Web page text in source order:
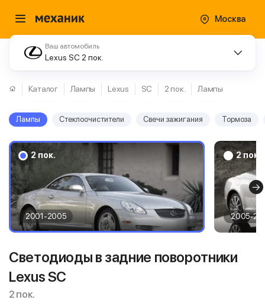
Москва
Ваш автомобиль
Lexus SC 2 пок.
Каталог Лампы Lexus SC 2 пок. Лампы
Лампы Стеклоочистители Свечи зажигания Тормоза
2 пок.
2001-2005
2 пок.
2005-
Светодиоды в задние поворотники
Lexus SC
2 пок.